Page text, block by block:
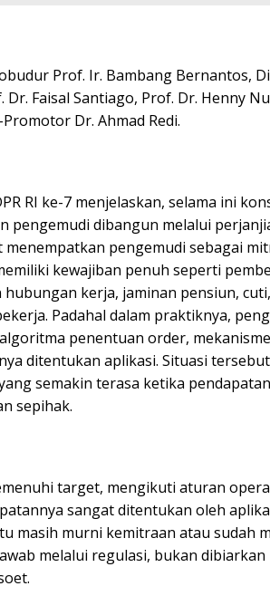
Prof. Ir. Bambang Bernantos,
Faisal Santiago, Prof. Dr. Henny
Dr. Ahmad Redi.
RI ke-7 menjelaskan, selama ini
pengemudi dibangun melalui
pengemudi sebagai
kewajiban penuh seperti
kerja, jaminan pensiun,
Padahal dalam praktiknya,
penentuan order,
ditentukan aplikasi. Situasi tersebut
semakin terasa ketika pendapatan
sepihak.
target, mengikuti aturan
sangat ditentukan oleh
masih murni kemitraan atau sudah
melalui regulasi, bukan dibiarkan